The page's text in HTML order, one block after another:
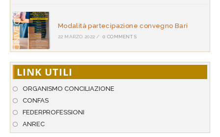
Modalità partecipazione convegno Bari
22 MARZO 2022 / 0 COMMENTS
LINK UTILI
ORGANISMO CONCILIAZIONE
CONFAS
FEDERPROFESSIONI
ANREC